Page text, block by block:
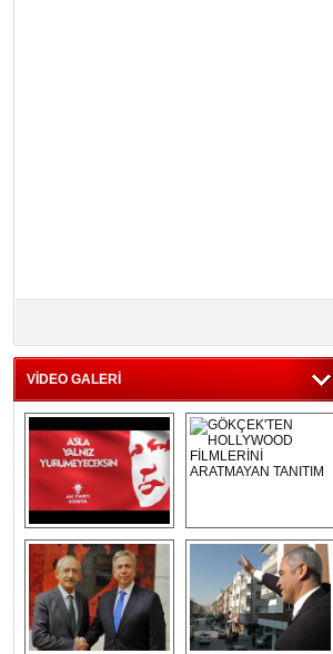
VİDEO GALERİ
Asla Yalnız
Yürümeyeceksin
Uzun Adam
GÖKÇEK'TEN
HOLLYWOOD
FİLMLERİNİ
ARATMAYAN
TANITIM